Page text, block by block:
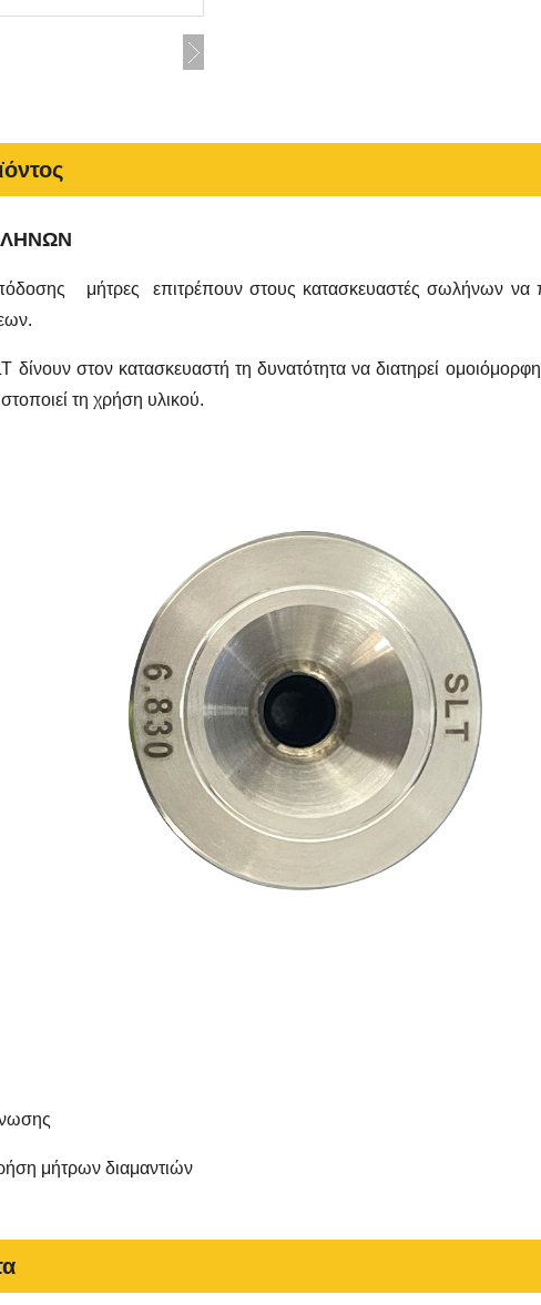
μήτρες επιτρέπουν στους κατασκευαστές σωλήνων να
στον κατασκευαστή τη δυνατότητα να διατηρεί
τη χρήση υλικού.
μήτρων διαμαντιών